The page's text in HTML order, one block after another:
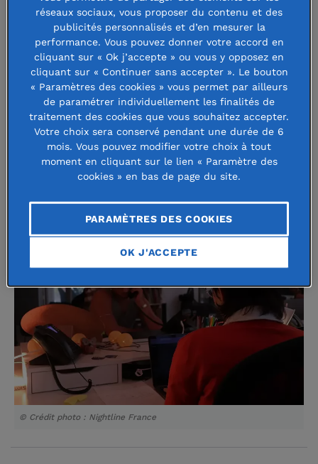
concrète pour les jeunes qui souhaitent se confier. Créée
en 2016, cetteligne d’écoute nocturne est assurée par des
étudiants bénévoles pour des étudiants. Cette écoute se
veut : « anonyme, confidentielle, non directive et sans
jugement ». Avec ses 6 implantions en France,Nightline
traité 7 500 appels durant l’année universitaire 2022-2023
Sont abordés les sujets des relations familiales, affectives
et amicales, mais aussi de santé mentale et de solitude.
Selon la dernièreétude Solitudede la Fondation de France,
© Crédit photo : Nightline France
réseaux sociaux, vous proposer du contenu et des
publicités personnalisés et d’en mesurer la
performance. Vous pouvez donner votre accord en
cliquant sur « Ok j’accepte » ou vous y opposez en
cliquant sur « Continuer sans accepter ». Le bouton
« Paramètres des cookies » vous permet par ailleurs
de paramétrer individuellement les finalités de
traitement des cookies que vous souhaitez accepter.
Votre choix sera conservé pendant une durée de 6
mois. Vous pouvez modifier votre choix à tout
moment en cliquant sur le lien « Paramètre des
cookies » en bas de page du site.
PARAMÈTRES DES COOKIES
OK J'ACCEPTE